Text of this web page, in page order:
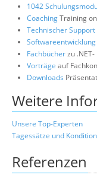
1042
CoachingTraining
Technischer Support
Softwareentwicklung
Fachbücherzu
Vorträge auf
Downloads
Weitere
Unsere Top-Experten
Tagessätze und
Referenzen